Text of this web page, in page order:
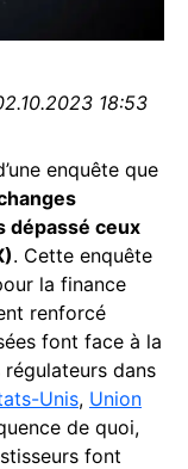
18:53
enquête que
dépassé ceux
. Cette enquête
la finance
renforcé
font face à la
dans
Unis, Union
de quoi,
font